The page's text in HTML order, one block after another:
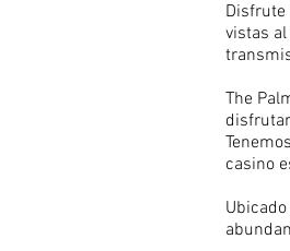
Disfrute
vistas
The
casino